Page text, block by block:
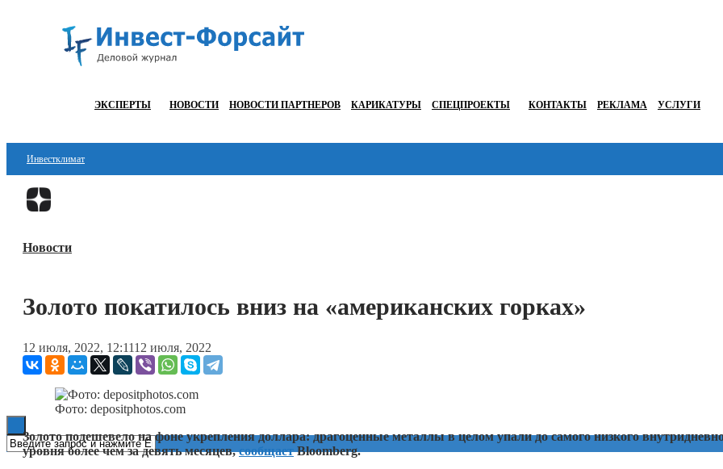
ЭКСПЕРТЫ НОВОСТИ НОВОСТИ ПАРТНЕРОВ КАРИКАТУРЫ СПЕЦПРОЕКТЫ КОНТАКТЫ РЕКЛАМА УСЛУГИ
Инвестклимат
Финансы
Блокчейн
ESG
Новости
Золото покатилось вниз на «американских горках»
12 июля, 2022, 12:1112 июля, 2022
Фото: depositphotos.com
Золото подешевело на фоне укрепления доллара: драгоценные металлы в целом упали до самого низкого
уровня более чем за девять месяцев,сообщаетBloomberg.